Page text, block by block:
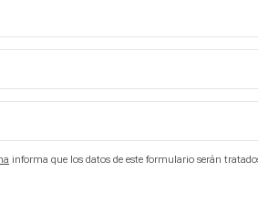
informa que los datos de este formulario serán